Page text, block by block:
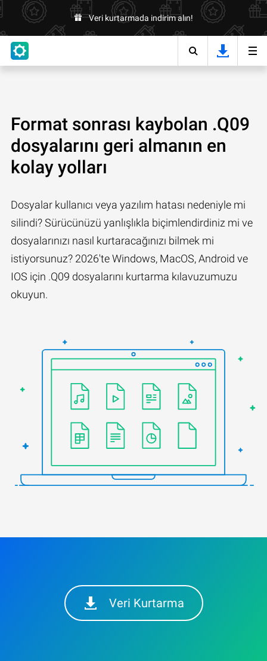
Veri kurtarmada indirim alın!
Format sonrası kaybolan .Q09
dosyalarını geri almanın en
kolay yolları
Dosyalar kullanıcı veya yazılım hatası nedeniyle mi
silindi? Sürücünüzü yanlışlıkla biçimlendirdiniz mi ve
dosyalarınızı nasıl kurtaracağınızı bilmek mi
istiyorsunuz? 2026'te Windows, MacOS, Android ve
IOS için .Q09 dosyalarını kurtarma kılavuzumuzu
okuyun.
Veri Kurtarma